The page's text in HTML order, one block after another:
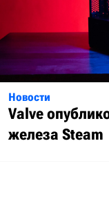
Новости
Valve
железа Steam